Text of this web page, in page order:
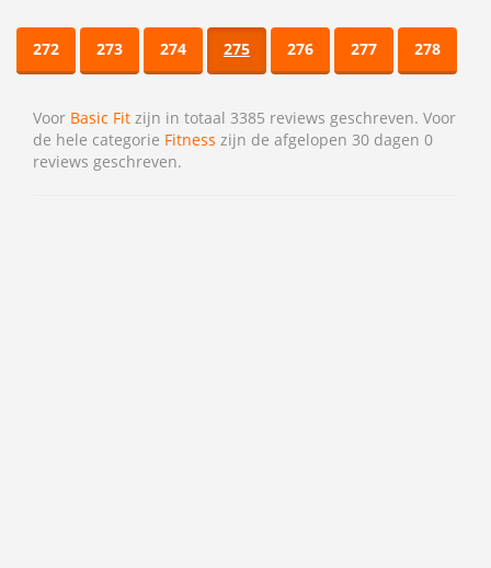
272 273 274 275 276 277 278
Voor Basic Fit zijn in totaal 3385 reviews geschreven. Voor
de hele categorie Fitness zijn de afgelopen 30 dagen 0
reviews geschreven.